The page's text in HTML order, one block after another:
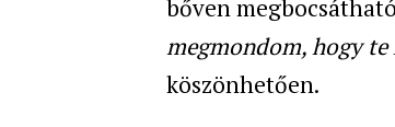
bőven
megmondom, hogy te
köszönhetően.